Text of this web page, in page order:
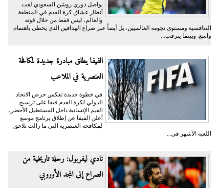
يواصل دوري روشن السعودي لفت
أنظار عشاق كرة القدم في المنطقة
والعالم، ليس فقط من خلال قوته
التنافسية ومستوى نجومه العالميين، بل أيضاً عبر صراع الهدافين الذي يحظى باهتمام
واسع. وبينما يترقب...
الفيفا يطلق مبادرة جديدة لمكافحة
العنصرية في الملاعب
في خطوة جديدة تعكس حرص الاتحاد
الدولي لكرة القدم فيفا على ترسيخ
القيم الإنسانية داخل المستطيل الأخضر،
أعلن الفيفا عن إطلاق برنامج موسع
لمكافحة العنصرية التي ما زالت تلاحق
اللعبة الأشهر في...
نادي ليفربول: رحلة تاريخية من
الصراع إلى المجد الأوروبي